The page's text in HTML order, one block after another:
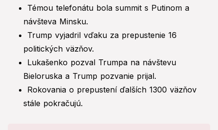
Témou telefonátu bola summit s Putinom a
návšteva Minsku.
Trump vyjadril vďaku za prepustenie 16
politických väzňov.
Lukašenko pozval Trumpa na návštevu
Bieloruska a Trump pozvanie prijal.
Rokovania o prepustení ďalších 1300 väzňov
stále pokračujú.